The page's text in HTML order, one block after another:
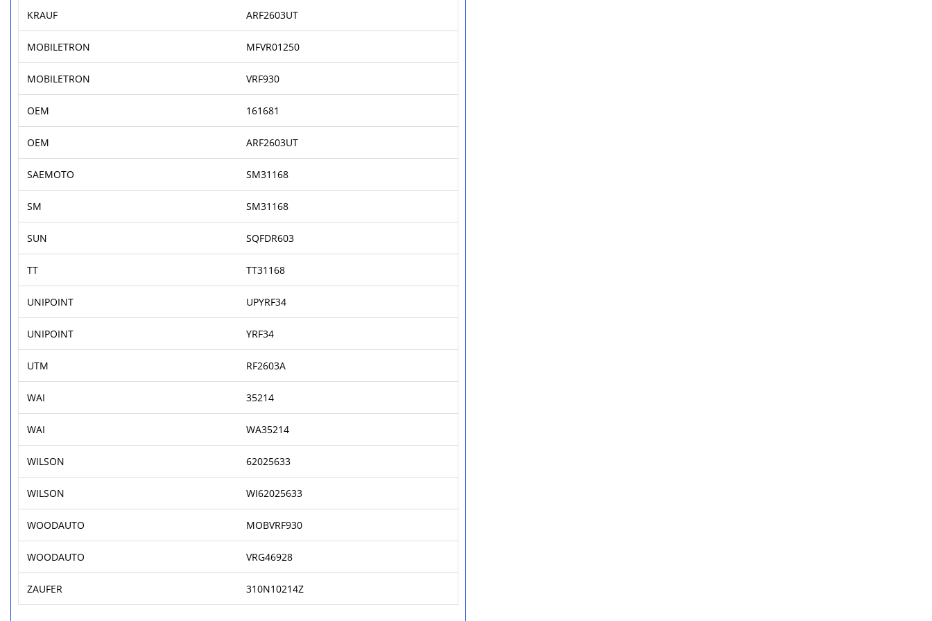
KRAUF ARF2603UT
MOBILETRON MFVR01250
MOBILETRON VRF930
OEM 161681
OEM ARF2603UT
SAEMOTO SM31168
SM SM31168
SUN SQFDR603
TT TT31168
UNIPOINT UPYRF34
UNIPOINT YRF34
UTM RF2603A
WAI 35214
WAI WA35214
WILSON 62025633
WILSON WI62025633
WOODAUTO MOBVRF930
WOODAUTO VRG46928
ZAUFER 310N10214Z